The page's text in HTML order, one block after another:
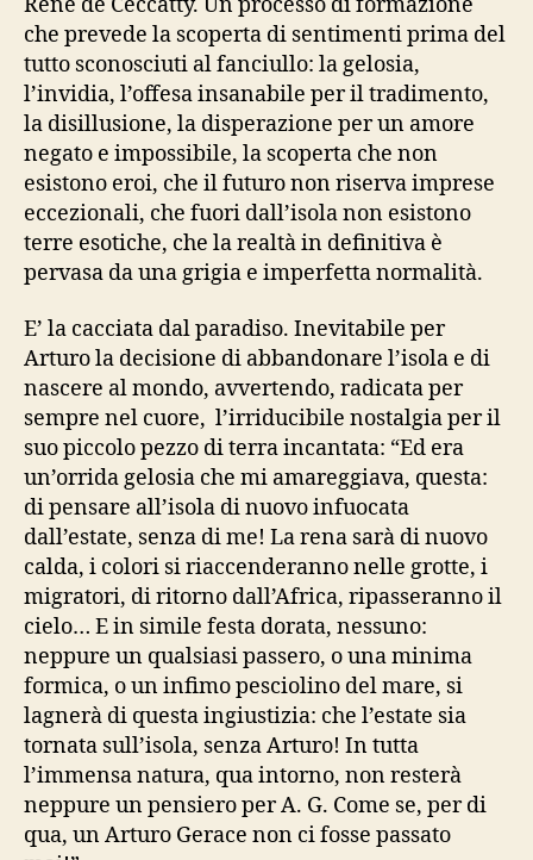
che prevede la scoperta di sentimenti prima del
tutto sconosciuti al fanciullo: la gelosia,
l’invidia, l’offesa insanabile per il tradimento,
la disillusione, la disperazione per un amore
negato e impossibile, la scoperta che non
esistono eroi, che il futuro non riserva imprese
eccezionali, che fuori dall’isola non esistono
terre esotiche, che la realtà in definitiva è
pervasa da una grigia e imperfetta normalità.
E’ la cacciata dal paradiso. Inevitabile per
Arturo la decisione di abbandonare l’isola e di
nascere al mondo, avvertendo, radicata per
sempre nel cuore, l’irriducibile nostalgia per il
suo piccolo pezzo di terra incantata: “Ed era
un’orrida gelosia che mi amareggiava, questa:
di pensare all’isola di nuovo infuocata
dall’estate, senza di me! La rena sarà di nuovo
calda, i colori si riaccenderanno nelle grotte, i
migratori, di ritorno dall’Africa, ripasseranno il
cielo… E in simile festa dorata, nessuno:
neppure un qualsiasi passero, o una minima
formica, o un infimo pesciolino del mare, si
lagnerà di questa ingiustizia: che l’estate sia
tornata sull’isola, senza Arturo! In tutta
l’immensa natura, qua intorno, non resterà
neppure un pensiero per A. G. Come se, per di
qua, un Arturo Gerace non ci fosse passato